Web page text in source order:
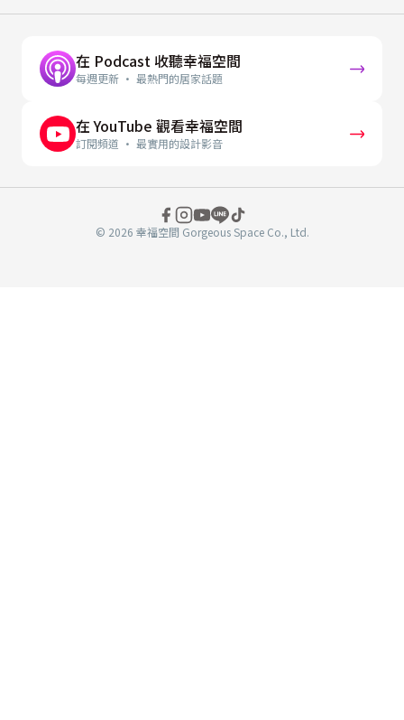
在 Podcast 收聽幸福空間
每週更新 · 最熱門的居家話題
在 YouTube 觀看幸福空間
訂閱頻道 · 最實用的設計影音
© 2026 幸福空間 Gorgeous Space Co., Ltd.